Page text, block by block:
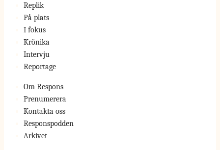
Replik
På plats
I fokus
Krönika
Intervju
Reportage
Om Respons
Prenumerera
Kontakta oss
Responspodden
Arkivet